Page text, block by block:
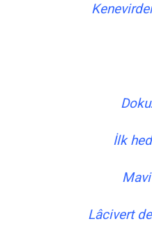
İlk
Lâcivert